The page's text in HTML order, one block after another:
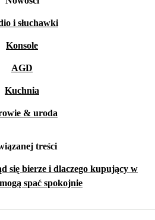
i słuchawki
Konsole
AGD
Kuchnia
& uroda
treści
się bierze i dlaczego kupujący w
spać spokojnie